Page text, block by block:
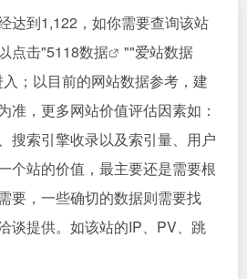
达到1,122，如你需要查询该站
点击"5118数据 ""爱站数据
；以目前的网站数据参考，建
准，更多网站价值评估因素如：
搜索引擎收录以及索引量、用户
个站的价值，最主要还是需要根
要，一些确切的数据则需要找
谈提供。如该站的IP、PV、跳